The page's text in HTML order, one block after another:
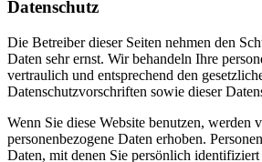
Datenschutz
Die Betreiber dieser Seiten nehmen den
Daten sehr ernst. Wir behandeln Ihre
vertraulich und entsprechend den
Datenschutzvorschriften sowie dieser
Wenn Sie diese Website benutzen, werden
personenbezogene Daten erhoben.
Daten, mit denen Sie persönlich